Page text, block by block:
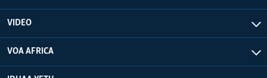
VIDEO
VOA AFRICA